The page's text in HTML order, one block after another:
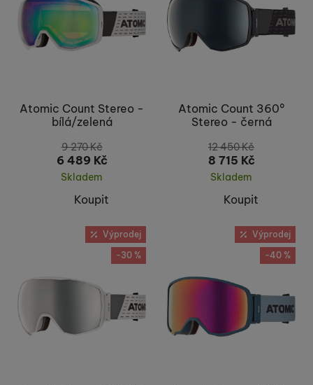
Atomic Count Stereo -
bílá/zelená
9 270Kč
6 489 Kč
Skladem
Koupit
Atomic Count 360°
Stereo - černá
12 450Kč
8 715 Kč
Skladem
Koupit
Výprodej
-30 %
Výprodej
-40 %